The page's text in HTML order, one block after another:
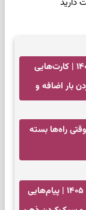
فال تاروت امروز شنبه ۱۷ مرداد ۱۴۰۵ | کارت‌هایی
بار اضافه و
راه‌ها بسته
فال فرشتگان امروز شنبه ۱۷ مرداد ۱۴۰۵ | پیام‌هایی